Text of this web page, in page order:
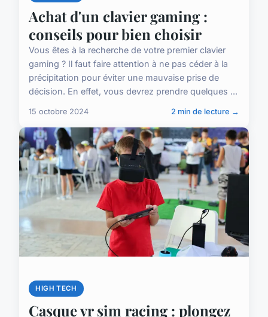
Achat d'un clavier gaming :
conseils pour bien choisir
Vous êtes à la recherche de votre premier clavier
gaming ? Il faut faire attention à ne pas céder à la
précipitation pour éviter une mauvaise prise de
décision. En effet, vous devrez prendre quelques ...
15 octobre 2024 2 min de lecture →
HIGH TECH
Casque vr sim racing : plongez